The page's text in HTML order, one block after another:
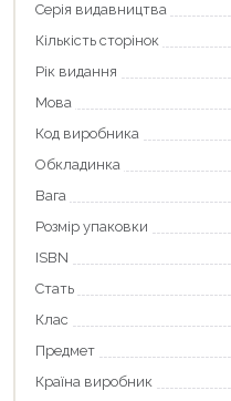
Серія видавництва
Кількість сторінок
Рік видання
Мова
Код виробника
Обкладинка
Вага
Розмір упаковки
ISBN
Стать
Клас
Предмет
Країна виробник